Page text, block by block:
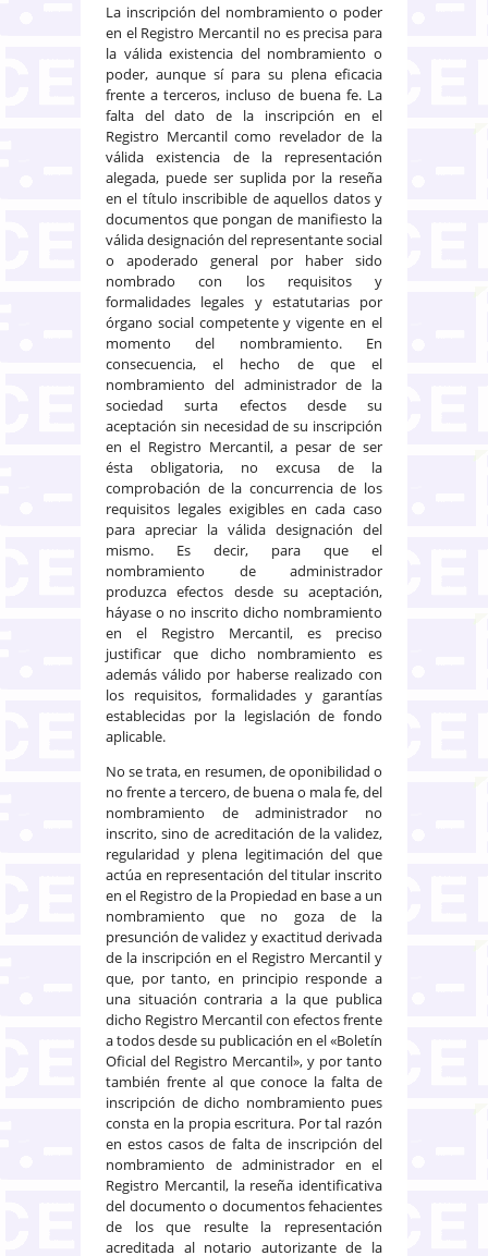
La inscripción del nombramiento o poder
en el Registro Mercantil no es precisa para
la válida existencia del nombramiento o
poder, aunque sí para su plena eficacia
frente a terceros, incluso de buena fe. La
falta del dato de la inscripción en el
Registro Mercantil como revelador de la
válida existencia de la representación
alegada, puede ser suplida por la reseña
en el título inscribible de aquellos datos y
documentos que pongan de manifiesto la
válida designación del representante social
o apoderado general por haber sido
nombrado con los requisitos y
formalidades legales y estatutarias por
órgano social competente y vigente en el
momento del nombramiento. En
consecuencia, el hecho de que el
nombramiento del administrador de la
sociedad surta efectos desde su
aceptación sin necesidad de su inscripción
en el Registro Mercantil, a pesar de ser
ésta obligatoria, no excusa de la
comprobación de la concurrencia de los
requisitos legales exigibles en cada caso
para apreciar la válida designación del
mismo. Es decir, para que el
nombramiento de administrador
produzca efectos desde su aceptación,
háyase o no inscrito dicho nombramiento
en el Registro Mercantil, es preciso
justificar que dicho nombramiento es
además válido por haberse realizado con
los requisitos, formalidades y garantías
establecidas por la legislación de fondo
aplicable.
No se trata, en resumen, de oponibilidad o
no frente a tercero, de buena o mala fe, del
nombramiento de administrador no
inscrito, sino de acreditación de la validez,
regularidad y plena legitimación del que
actúa en representación del titular inscrito
en el Registro de la Propiedad en base a un
nombramiento que no goza de la
presunción de validez y exactitud derivada
de la inscripción en el Registro Mercantil y
que, por tanto, en principio responde a
una situación contraria a la que publica
dicho Registro Mercantil con efectos frente
a todos desde su publicación en el «Boletín
Oficial del Registro Mercantil», y por tanto
también frente al que conoce la falta de
inscripción de dicho nombramiento pues
consta en la propia escritura. Por tal razón
en estos casos de falta de inscripción del
nombramiento de administrador en el
Registro Mercantil, la reseña identificativa
del documento o documentos fehacientes
de los que resulte la representación
acreditada al notario autorizante de la